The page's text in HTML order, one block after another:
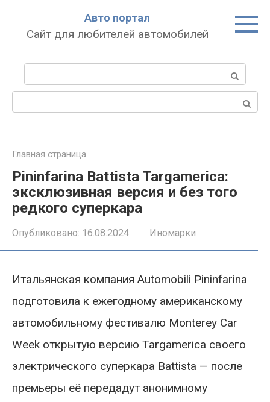
Авто портал
Сайт для любителей автомобилей
Главная страница
Pininfarina Battista Targamerica:
эксклюзивная версия и без того
редкого суперкара
Опубликовано: 16.08.2024 Иномарки
Итальянская компания Automobili Pininfarina
подготовила к ежегодному американскому
автомобильному фестивалю Monterey Car
Week открытую версию Targamerica своего
электрического суперкара Battista — после
премьеры её передадут анонимному